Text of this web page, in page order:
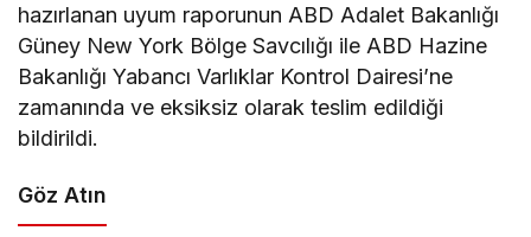
hazırlanan uyum raporunun ABD Adalet Bakanlığı
Güney New York Bölge Savcılığı ile ABD Hazine
Bakanlığı Yabancı Varlıklar Kontrol Dairesi’ne
zamanında ve eksiksiz olarak teslim edildiği
bildirildi.
Göz Atın